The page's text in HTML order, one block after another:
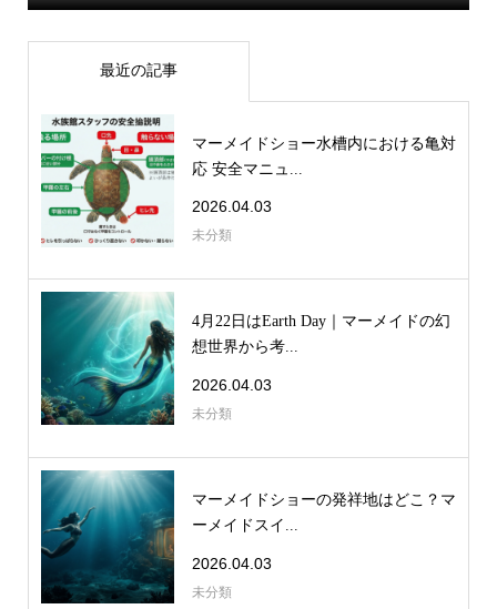
最近の記事
マーメイドショー水槽内における亀対
応 安全マニュ...
2026.04.03
未分類
4月22日はEarth Day｜マーメイドの幻
想世界から考...
2026.04.03
未分類
マーメイドショーの発祥地はどこ？マ
ーメイドスイ...
2026.04.03
未分類